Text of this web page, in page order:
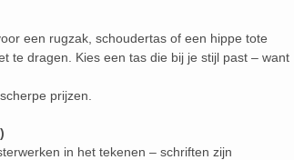
een rugzak, schoudertas of een hippe tote
te dragen. Kies een tas die bij je stijl past – want
prijzen.
in het tekenen – schriften zijn